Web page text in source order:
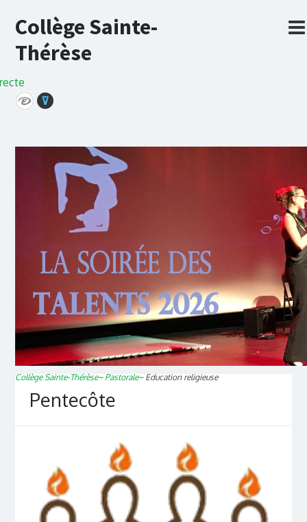
Collège Sainte-
Thérèse
⊽
Collège Sainte-Thérèse~ Pastorale~ Education religieuse
Pentecôte